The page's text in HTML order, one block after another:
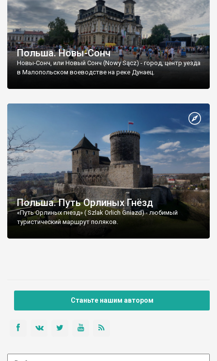
Польша. Новы-Сонч
Новы-Сонч, или Новый Сонч (Nowy Sącz) - город, центр уезда
в Малопольском воеводстве на реке Дунаец.
Польша. Путь Орлиных Гнёзд
«Путь Орлиных гнезд» ( Szlak Orlich Gniazd) - любимый
туристический маршрут поляков.
Станьте нашим автором